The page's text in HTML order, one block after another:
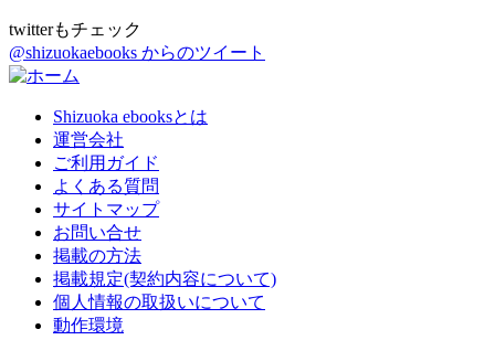
twitterもチェック
@shizuokaebooks からのツイート
Shizuoka ebooksとは
運営会社
ご利用ガイド
よくある質問
サイトマップ
お問い合せ
掲載の方法
掲載規定(契約内容について)
個人情報の取扱いについて
動作環境